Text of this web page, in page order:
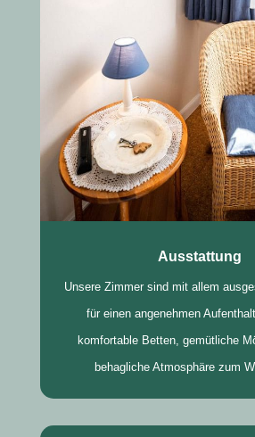
Ausstattung
Unsere Zimmer sind mit allem
für einen angenehmen
komfortable Betten, gemütliche
behagliche Atmosphäre zum